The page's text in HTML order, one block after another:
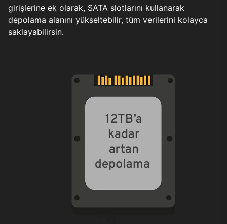
girişlerine ek olarak, SATA slotlarını kullanarak
depolama alanını yükseltebilir, tüm verilerini kolayca
saklayabilirsin.